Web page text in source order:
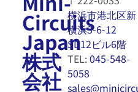
Circuits
Japan
株式
会社
横浜市港北区新
横浜3-6-12
SD12ビル6階
TEL:045-548-
5058